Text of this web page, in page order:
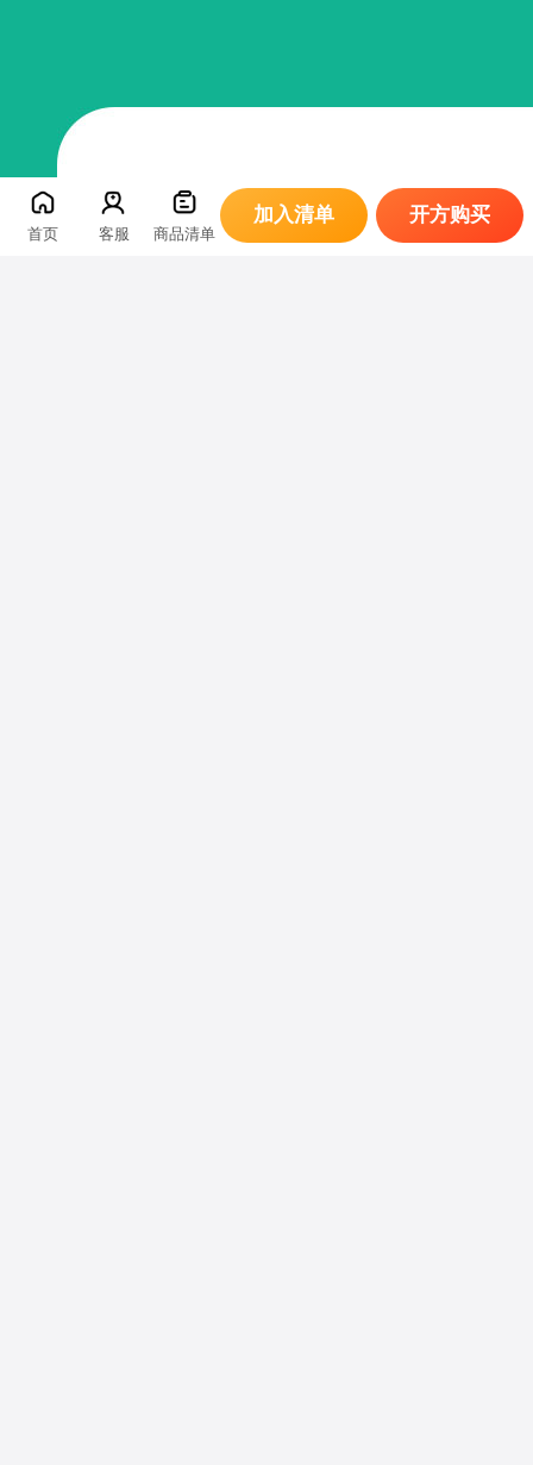
首页 客服 商品清单
加入清单 开方购买